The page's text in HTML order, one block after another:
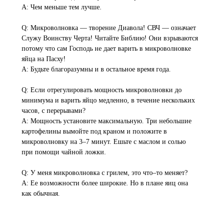
A: Чем меньше тем лучше.
Q: Микроволновка — творение Диавола! СВЧ — означает
Служу Воинству Черта! Читайте Библию! Они взрываются
потому что сам Господь не дает варить в микроволновке
яйца на Пасху!
A: Будьте благоразумны и в остальное время года.
Q: Если отрегулировать мощность микроволновки до
минимума и варить яйцо медленно, в течение нескольких
часов, с перерывами?
A: Мощность установите максимальную. Три небольшие
картофелины вымойте под краном и положите в
микроволновку на 3–7 минут. Ешьте с маслом и солью
при помощи чайной ложки.
Q: У меня микроволновка с грилем, это что–то меняет?
A: Ее возможности более широкие. Но в плане яиц она
как обычная.